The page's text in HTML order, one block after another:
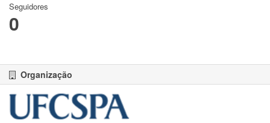
Seguidores
0
Organização